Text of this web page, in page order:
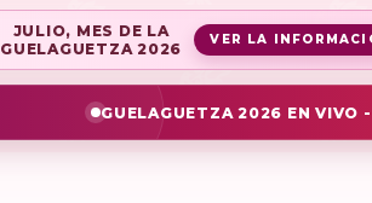
JULIO, MES DE LA
GUELAGUETZA 2026
VER LA
GUELAGUETZA 2026 EN VIVO